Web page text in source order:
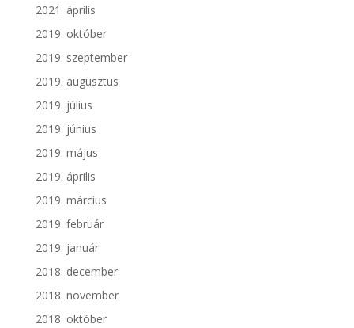
2021. április
2019. október
2019. szeptember
2019. augusztus
2019. július
2019. június
2019. május
2019. április
2019. március
2019. február
2019. január
2018. december
2018. november
2018. október